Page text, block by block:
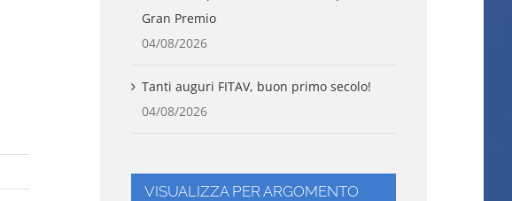
Gran Premio
04/08/2026
Tanti auguri FITAV, buon primo secolo!
04/08/2026
VISUALIZZA PER ARGOMENTO